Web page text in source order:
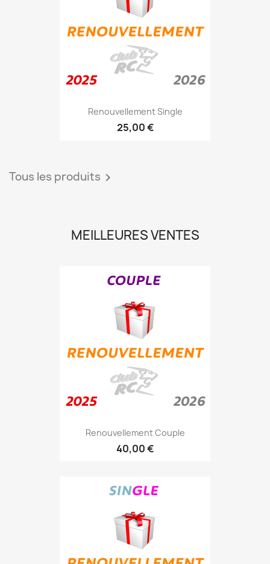
Renouvellement Single
25,00 €
Tous les produits 
MEILLEURES VENTES
Renouvellement Couple
40,00 €